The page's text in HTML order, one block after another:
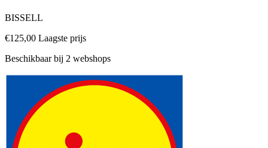
BISSELL
€125,00 Laagste prijs
Beschikbaar bij 2 webshops